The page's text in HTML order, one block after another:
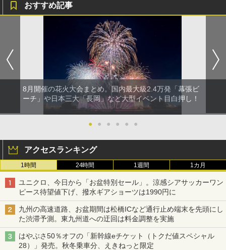
おすすめ記事
8月開催の花火大会まとめ。国内最大級2.4万発「幕張ビ
ーチ」や日本三大「長岡」など大型イベント目白押し！
● ● ● ● ● ●
アクセスランキング
1時間 24時間 1週間 1カ月
ユニクロ、今日から「お盆特別セール」。涼感シアサッカーワン
ピース待望値下げ、撥水ギアショーツは1990円に
九州の高速道路、お盆期間は松橋ICなど通行止め端末を先頭にし
た渋滞予測。東九州道への迂回は料金調整を実施
はやぶさ50％オフの「新幹線eチケット（トクだ値スペシャル
28）」発売。秋冬乗車分、えきねっと限定